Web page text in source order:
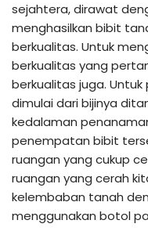
sejahtera, dirawat
menghasilkan bibit
berkualitas. Untuk
berkualitas yang
berkualitas juga.
dimulai dari bijinya
kedalaman
penempatan bibit
ruangan yang cukup
ruangan yang cerah
kelembaban tanah
menggunakan botol